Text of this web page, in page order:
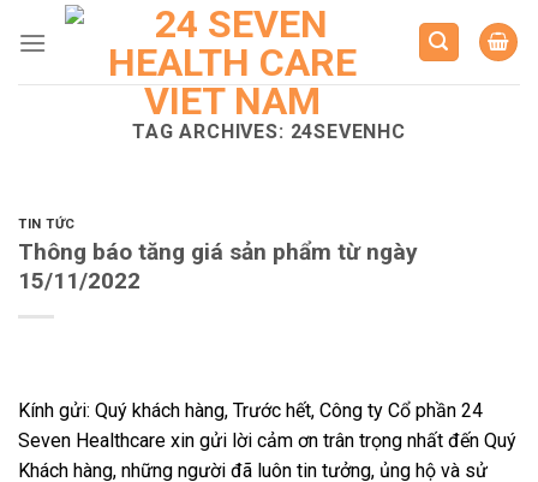
TAG ARCHIVES: 24SEVENHC
TIN TỨC
Thông báo tăng giá sản phẩm từ ngày
15/11/2022
Kính gửi: Quý khách hàng, Trước hết, Công ty Cổ phần 24
Seven Healthcare xin gửi lời cảm ơn trân trọng nhất đến Quý
Khách hàng, những người đã luôn tin tưởng, ủng hộ và sử